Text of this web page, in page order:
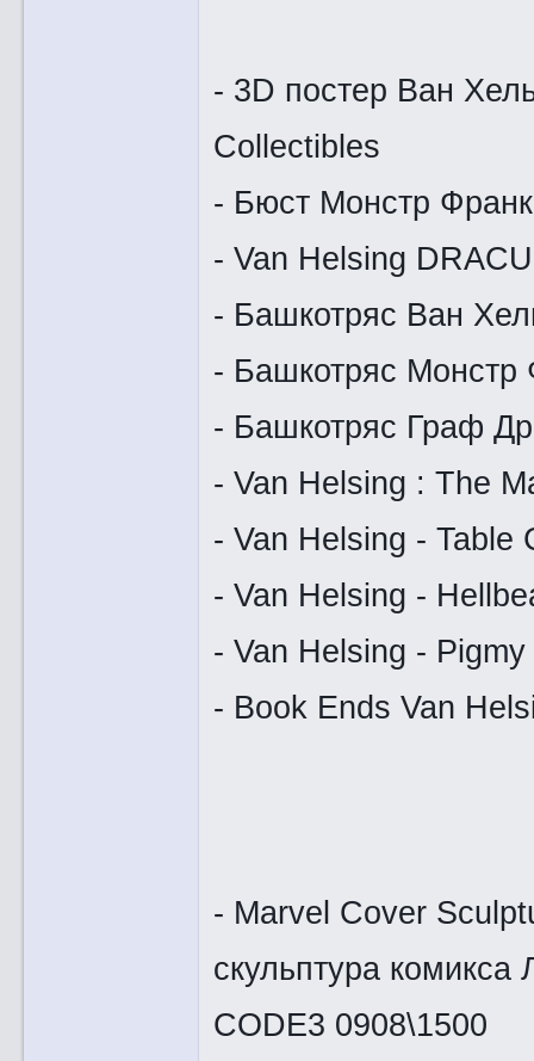
- 3D постер Ван
Collectibles
- Бюст Монстр
- Van Helsing
- Башкотряс Ван
- Башкотряс Монстр
- Башкотряс Граф
- Van Helsing : The
- Van Helsing - Table
- Van Helsing -
- Van Helsing -
- Book Ends Van
- Marvel Cover
скульптура
CODE3 0908\1500